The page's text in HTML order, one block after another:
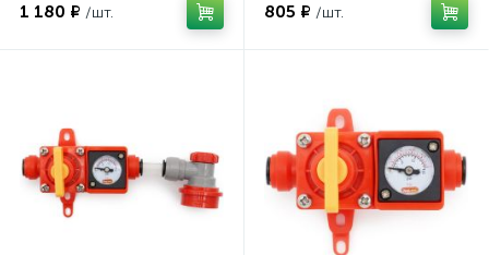
1 180 ₽ /шт. 805 ₽ /шт.